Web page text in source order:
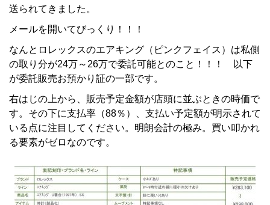
送られてきました。
メールを開いてびっくり！！！
なんとロレックスのエアキング（ピンクフェイス）は私側
の取り分が24万～26万で委託可能とのこと！！！ 以下
が委託販売お預かり証の一部です。
右はじの上から、販売予定金額が店頭に並ぶときの時価で
す。その下に支払率（88％）、支払い予定額が明示されて
いる点に注目してください。明朗会計の極み。買い叩かれ
る要素がゼロなのです。